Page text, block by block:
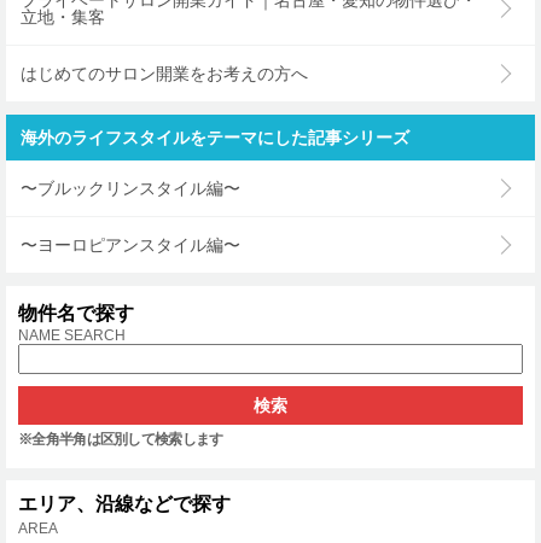
立地・集客
はじめてのサロン開業をお考えの方へ
海外のライフスタイルをテーマにした記事シリーズ
〜ブルックリンスタイル編〜
〜ヨーロピアンスタイル編〜
物件名で探す
NAME SEARCH
※全角半角は区別して検索します
エリア、沿線などで探す
AREA